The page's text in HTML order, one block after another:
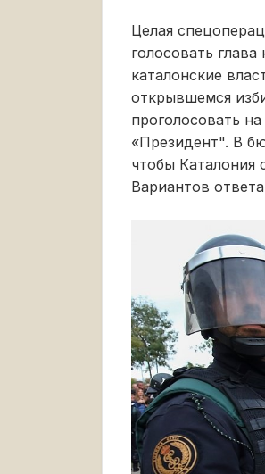
Целая
голосовать
каталонские
открывшемся
проголосовать
«Президент". В
чтобы Каталония
Вариантов